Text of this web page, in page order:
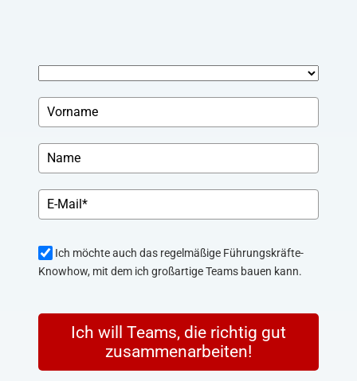
Ich möchte auch das regelmäßige Führungskräfte-
Knowhow, mit dem ich großartige Teams bauen kann.
Ich will Teams, die richtig gut
zusammenarbeiten!